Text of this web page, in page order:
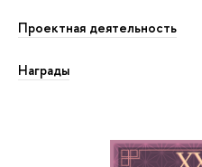
Проектная деятельность
Награды